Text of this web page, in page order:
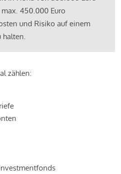
450.000 Euro
und Risiko auf einem
halten.
zählen: